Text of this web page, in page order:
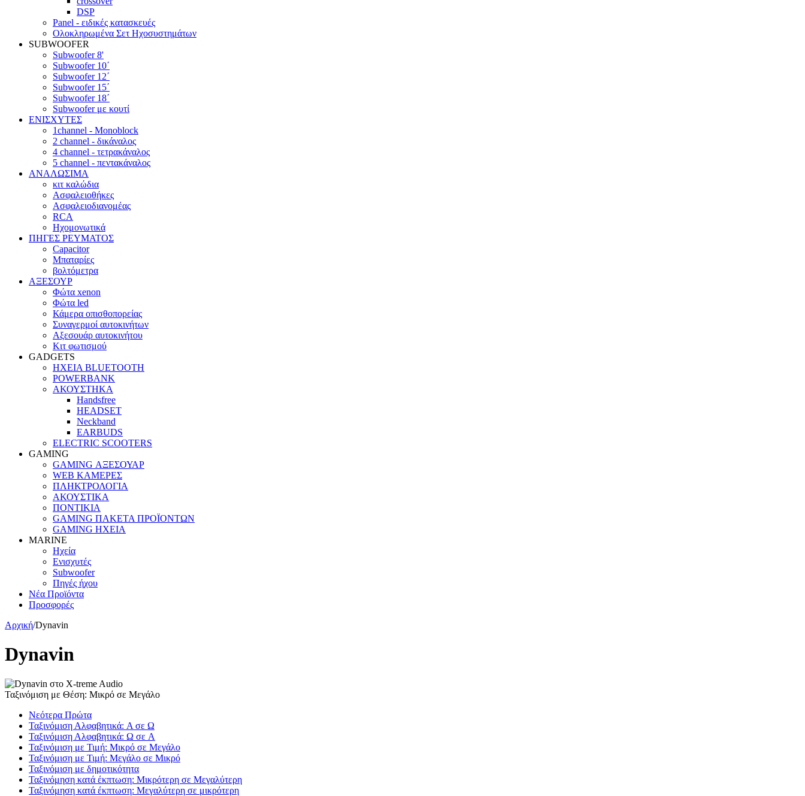
DSP
Panel - ειδικές κατασκευές
Ολοκληρωμένα Σετ Ηχοσυστημάτων
SUBWOOFER
Subwoofer 8'
Subwoofer 10΄
Subwoofer 12΄
Subwoofer 15΄
Subwoofer 18΄
Subwoofer με κουτί
ΕΝΙΣΧΥΤΕΣ
1channel - Monoblock
2 channel - δικάναλος
4 channel - τετρακάναλος
5 channel - πεντακάναλος
ΑΝΑΛΩΣΙΜΑ
κιτ καλώδια
Ασφαλειοθήκες
Ασφαλειοδιανομέας
RCA
Ηχομονωτικά
ΠΗΓΕΣ ΡΕΥΜΑΤΟΣ
Capacitor
Μπαταρίες
βολτόμετρα
ΑΞΕΣΟΥΡ
Φώτα xenon
Φώτα led
Κάμερα οπισθοπορείας
Συναγερμοί αυτοκινήτων
Αξεσουάρ αυτοκινήτου
Κιτ φωτισμού
GADGETS
ΗΧΕΙΑ BLUETOOTH
POWERBANK
ΑΚΟΥΣΤΗΚΑ
Handsfree
HEADSET
Neckband
EARBUDS
ELECTRIC SCOOTERS
GAMING
GAMING ΑΞΕΣΟΥΑΡ
WEB ΚΑΜΕΡΕΣ
ΠΛΗΚΤΡΟΛΟΓΙΑ
ΑΚΟΥΣΤΙΚΑ
ΠΟΝΤΙΚΙΑ
GAMING ΠΑΚΕΤΑ ΠΡΟΪΟΝΤΩΝ
GAMING ΗΧΕΙΑ
MARINE
Ηχεία
Ενισχυτές
Subwoofer
Πηγές ήχου
Νέα Προϊόντα
Προσφορές
Αρχική/Dynavin
Dynavin
Ταξινόμιση με Θέση: Μικρό σε Μεγάλο
Νεότερα Πρώτα
Ταξινόμιση Αλφαβητικά: A σε Ω
Ταξινόμιση Αλφαβητικά: Ω σε A
Ταξινόμιση με Τιμή: Μικρό σε Μεγάλο
Ταξινόμιση με Τιμή: Μεγάλο σε Μικρό
Ταξινόμιση με δημοτικότητα
Ταξινόμηση κατά έκπτωση: Μικρότερη σε Μεγαλύτερη
Ταξινόμηση κατά έκπτωση: Μεγαλύτερη σε μικρότερη